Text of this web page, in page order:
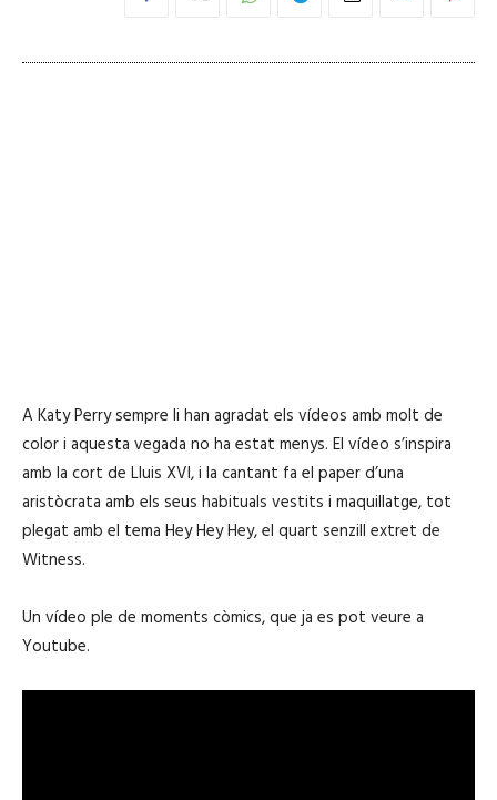
A Katy Perry sempre li han agradat els vídeos amb molt de
color i aquesta vegada no ha estat menys. El vídeo s’inspira
amb la cort de Lluis XVI, i la cantant fa el paper d’una
aristòcrata amb els seus habituals vestits i maquillatge, tot
plegat amb el tema Hey Hey Hey, el quart senzill extret de
Witness.
Un vídeo ple de moments còmics, que ja es pot veure a
Youtube.